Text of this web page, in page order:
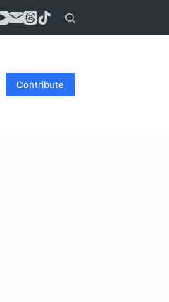
Contribute